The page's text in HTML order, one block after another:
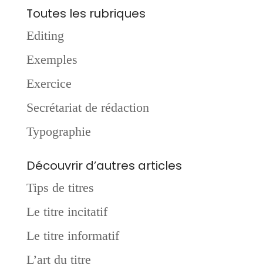
Toutes les rubriques
Editing
Exemples
Exercice
Secrétariat de rédaction
Typographie
Découvrir d’autres articles
Tips de titres
Le titre incitatif
Le titre informatif
L’art du titre